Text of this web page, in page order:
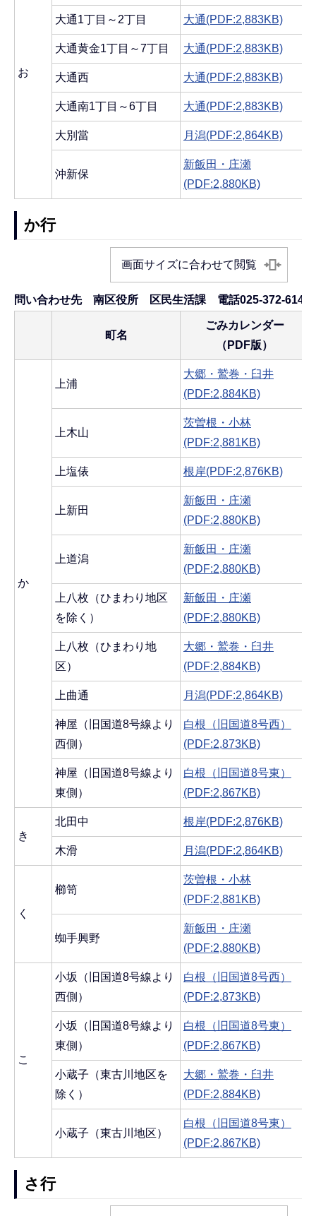
お
大通1丁目～2丁目 大通(PDF:2,883KB)
大通黄金1丁目～7丁目 大通(PDF:2,883KB)
大通西 大通(PDF:2,883KB)
大通南1丁目～6丁目 大通(PDF:2,883KB)
大別當 月潟(PDF:2,864KB)
沖新保
新飯田・庄瀬
(PDF:2,880KB)
か行
画面サイズに合わせて閲覧
問い合わせ先 南区役所 区民生活課 電話025-372-6145
町名
ごみカレンダー
（PDF版）
か
上浦
大郷・鷲巻・臼井
(PDF:2,884KB)
上木山
茨曽根・小林
(PDF:2,881KB)
上塩俵 根岸(PDF:2,876KB)
上新田
新飯田・庄瀬
(PDF:2,880KB)
上道潟
新飯田・庄瀬
(PDF:2,880KB)
上八枚（ひまわり地区
を除く）
新飯田・庄瀬
(PDF:2,880KB)
上八枚（ひまわり地
区）
大郷・鷲巻・臼井
(PDF:2,884KB)
上曲通 月潟(PDF:2,864KB)
神屋（旧国道8号線より
西側）
白根（旧国道8号西）
(PDF:2,873KB)
神屋（旧国道8号線より
東側）
白根（旧国道8号東）
(PDF:2,867KB)
き
北田中 根岸(PDF:2,876KB)
木滑 月潟(PDF:2,864KB)
く
櫛笥
茨曽根・小林
(PDF:2,881KB)
蜘手興野
新飯田・庄瀬
(PDF:2,880KB)
こ
小坂（旧国道8号線より
西側）
白根（旧国道8号西）
(PDF:2,873KB)
小坂（旧国道8号線より
東側）
白根（旧国道8号東）
(PDF:2,867KB)
小蔵子（東古川地区を
除く）
大郷・鷲巻・臼井
(PDF:2,884KB)
小蔵子（東古川地区）
白根（旧国道8号東）
(PDF:2,867KB)
さ行